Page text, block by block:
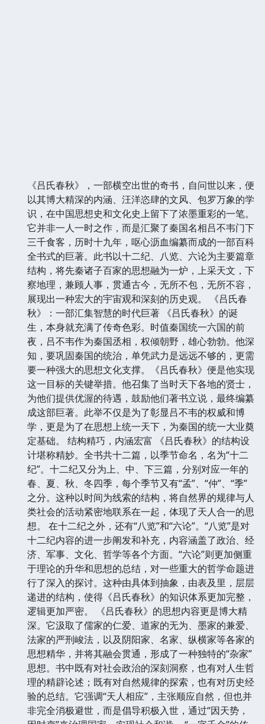
《吕氏春秋》，一部横空出世的奇书，自问世以来，便
以其博大精深的内涵、汪洋恣肆的文风、包罗万象的学
识，在中国思想史和文化史上留下了浓墨重彩的一笔。
它并非一人一时之作，而是汇聚了秦国名相吕不韦门下
三千食客，历时十九年，呕心沥血编纂而成的一部百科
全书式的巨著。此书以十二纪、八览、六论为主要篇章
结构，将先秦诸子百家的思想融为一炉，上采天文，下
察地理，兼顾人事，贯通古今，无所不包，无所不容，
展现出一种宏大的宇宙观和深刻的历史观。 《吕氏春
秋》：一部汇集智慧的时代巨著 《吕氏春秋》的诞
生，本身就充满了传奇色彩。时值秦国统一六国的前
夜，吕不韦作为秦国丞相，权倾朝野，雄心勃勃。他深
知，要巩固秦国的统治，单凭武力是远远不够的，更需
要一种强大的思想文化支撑。《吕氏春秋》便是他实现
这一目标的关键举措。他召集了当时天下各地的贤士，
为他们提供优渥的待遇，鼓励他们著书立说，最终编纂
成这部巨著。此举不仅是为了彰显吕不韦的权威和博
学，更是为了在思想上统一天下，为秦国的统一大业奠
定基础。 结构精巧，内涵宏富 《吕氏春秋》的结构设
计堪称精妙。全书共十二篇，以季节命名，名为“十二
纪”。十二纪又分为上、中、下三篇，分别对应一年的
春、夏、秋、冬四季，每个季节又有“孟”、“仲”、“季”
之分。这种以时间为线索的结构，将自然界的规律与人
类社会的活动紧密地联系在一起，体现了天人合一的思
想。 在十二纪之外，还有“八览”和“六论”。“八览”是对
十二纪内容的进一步阐发和补充，内容涵盖了政治、经
济、军事、文化、哲学等各个方面。“六论”则更加侧重
于理论的升华和思想的总结，对一些重大的哲学命题进
行了深入的探讨。这种由具体到抽象，由表及里，层层
递进的结构，使得《吕氏春秋》的知识体系更加完整，
逻辑更加严密。 《吕氏春秋》的思想内容更是博大精
深。它汲取了儒家的仁爱、道家的无为、墨家的兼爱、
法家的严刑峻法，以及阴阳家、名家、纵横家等各家的
思想精华，并将其融会贯通，形成了一种独特的“杂家”
思想。书中既有对社会政治的深刻洞察，也有对人生哲
理的精辟论述；既有对自然规律的探索，也有对历史经
验的总结。它强调“天人相应”，主张顺应自然，但也并
非完全消极避世，而是倡导积极入世，通过“因天势，